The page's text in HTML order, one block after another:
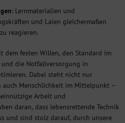
: Lernmaterialien und
und Laien gleichermaßen
reagieren.
dem festen Willen, den Standard im
und die Notfallversorgung in
Dabei steht nicht nur
auch Menschlichkeit im Mittelpunkt –
Arbeit und
daran, dass lebensrettende Technik
und sind stolz darauf, durch unsere